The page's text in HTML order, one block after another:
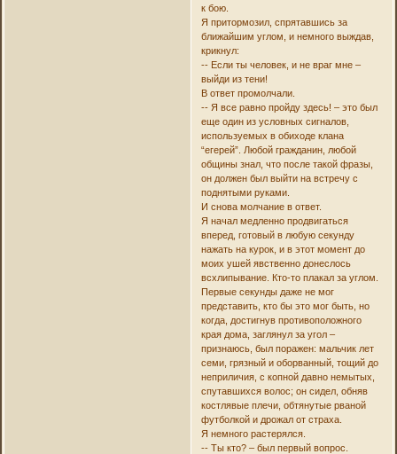
к бою.
Я притормозил, спрятавшись за
ближайшим углом, и немного выждав,
крикнул:
-- Если ты человек, и не враг мне –
выйди из тени!
В ответ промолчали.
-- Я все равно пройду здесь! – это был
еще один из условных сигналов,
используемых в обиходе клана
“егерей”. Любой гражданин, любой
общины знал, что после такой фразы,
он должен был выйти на встречу с
поднятыми руками.
И снова молчание в ответ.
Я начал медленно продвигаться
вперед, готовый в любую секунду
нажать на курок, и в этот момент до
моих ушей явственно донеслось
всхлипывание. Кто-то плакал за углом.
Первые секунды даже не мог
представить, кто бы это мог быть, но
когда, достигнув противоположного
края дома, заглянул за угол –
признаюсь, был поражен: мальчик лет
семи, грязный и оборванный, тощий до
неприличия, с копной давно немытых,
спутавшихся волос; он сидел, обняв
костлявые плечи, обтянутые рваной
футболкой и дрожал от страха.
Я немного растерялся.
-- Ты кто? – был первый вопрос.